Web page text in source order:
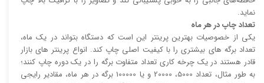
نماید.
تعداد چاپ در هر ماه
یکی از خصوصیات بهترین پرینتر این است که دستگاه بتواند در یک ماه،
تعداد برگه های بیشتری را با کیفیت اصلی چاپ کند. انواع پرینتر های بازار
قادر هستند در یک چرخه کاری تعداد متفاوت برگه را در یک دوره چاپ کنند؛
به طور مثال، تعداد 5000، 20000 و یا 100000 برگه در هر ماه، مقادیر رایجی